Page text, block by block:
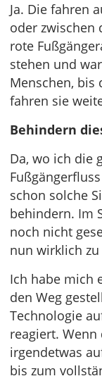
Ja. Die fahren
oder zwischen
rote
stehen und
Menschen, bis
fahren sie
Behindern
Da, wo ich die
schon solche
behindern. Im
noch nicht
nun wirklich
Ich habe mich
den Weg
Technologie
reagiert. Wenn
irgendetwas
bis zum